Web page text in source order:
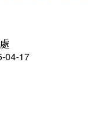
04-17